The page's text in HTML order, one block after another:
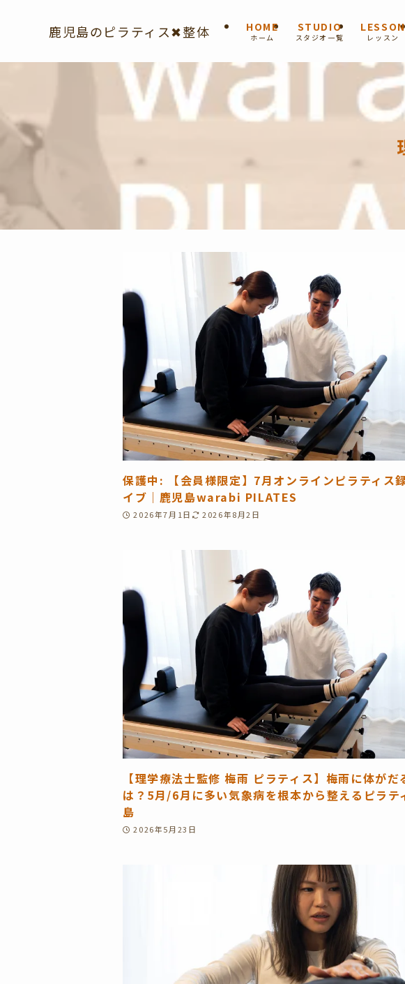
鹿児島のピラティス✖︎整体 HOME
ホーム
STUDIO
スタジオ一覧
LESSON
レッスン
保護中: 【会員様限定】7月オンラインピラティス
イブ｜鹿児島warabi PILATES
2026年7月1日 2026年8月2日
【理学療法士監修 梅雨 ピラティス】梅雨に体がだ
は？5月/6月に多い気象病を根本から整えるピラテ
島
2026年5月23日